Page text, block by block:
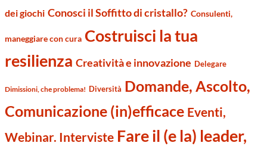
dei giochi Conosci il Soffitto di cristallo? Consulenti,
maneggiare con cura Costruisci la tua
resilienza Creatività e innovazione Delegare
Dimissioni, che problema! Diversità Domande, Ascolto,
Comunicazione (in)efficace Eventi,
Webinar. Interviste Fare il (e la) leader,